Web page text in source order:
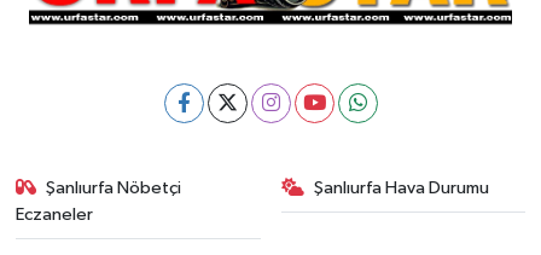
Şanlıurfa Nöbetçi
Eczaneler
Şanlıurfa Hava Durumu